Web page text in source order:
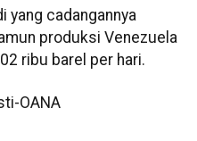
yang cadangannya
produksi Venezuela
ribu barel per hari.
OANA